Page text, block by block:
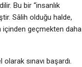
Bu bir “insanlık
Sâlih olduğu halde,
içinden geçmekten daha
sınavı başardı.